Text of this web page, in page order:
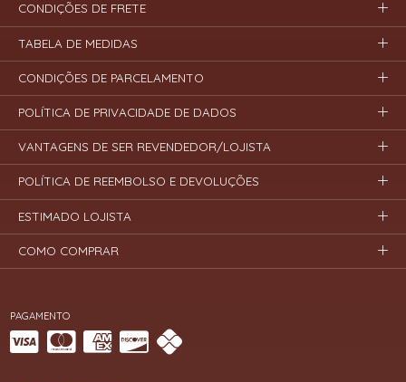
PAGAMENTO
CONDIÇÕES DE FRETE
TABELA DE MEDIDAS
CONDIÇÕES DE PARCELAMENTO
POLÍTICA DE PRIVACIDADE DE DADOS
VANTAGENS DE SER REVENDEDOR/LOJISTA
POLÍTICA DE REEMBOLSO E DEVOLUÇÕES
ESTIMADO LOJISTA
COMO COMPRAR